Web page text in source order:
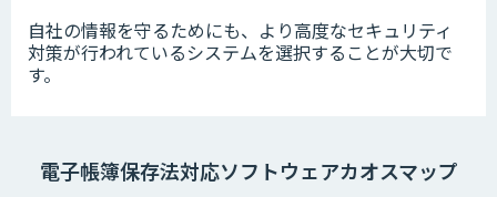
自社の情報を守るためにも、より高度なセキュリティ
対策が行われているシステムを選択することが大切で
す。
電子帳簿保存法対応ソフトウェアカオスマップ